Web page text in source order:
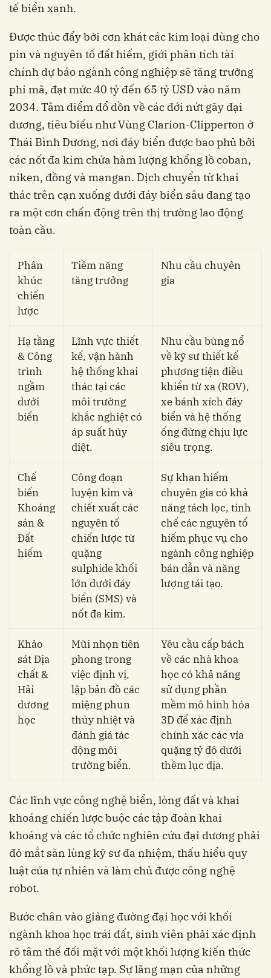
tế biển xanh.
Được thúc đẩy bởi cơn khát các kim loại dùng cho
pin và nguyên tố đất hiếm, giới phân tích tài
chính dự báo ngành công nghiệp sẽ tăng trưởng
phi mã, đạt mức 40 tỷ đến 65 tỷ USD vào năm
2034. Tâm điểm đổ dồn về các đới nứt gãy đại
dương, tiêu biểu như Vùng Clarion-Clipperton ở
Thái Bình Dương, nơi đáy biển được bao phủ bởi
các nốt đa kim chứa hàm lượng khổng lồ coban,
niken, đồng và mangan. Dịch chuyển từ khai
thác trên cạn xuống dưới đáy biển sâu đang tạo
ra một cơn chấn động trên thị trường lao động
toàn cầu.
Phân
khúc
chiến
lược
Tiềm năng
tăng trưởng
Nhu cầu chuyên
gia
Hạ tầng
& Công
trình
ngầm
dưới
biển
Lĩnh vực thiết
kế, vận hành
hệ thống khai
thác tại các
môi trường
khắc nghiệt có
áp suất hủy
diệt.
Nhu cầu bùng nổ
về kỹ sư thiết kế
phương tiện điều
khiển từ xa (ROV),
xe bánh xích đáy
biển và hệ thống
ống đứng chịu lực
siêu trọng.
Chế
biến
Khoáng
sản &
Đất
hiếm
Công đoạn
luyện kim và
chiết xuất các
nguyên tố
chiến lược từ
quặng
sulphide khối
lớn dưới đáy
biển (SMS) và
nốt đa kim.
Sự khan hiếm
chuyên gia có khả
năng tách lọc, tinh
chế các nguyên tố
hiếm phục vụ cho
ngành công nghiệp
bán dẫn và năng
lượng tái tạo.
Khảo
sát Địa
chất &
Hải
dương
học
Mũi nhọn tiên
phong trong
việc định vị,
lập bản đồ các
miệng phun
thủy nhiệt và
đánh giá tác
động môi
trường biển.
Yêu cầu cấp bách
về các nhà khoa
học có khả năng
sử dụng phần
mềm mô hình hóa
3D để xác định
chính xác các vỉa
quặng tỷ đô dưới
thềm lục địa.
Các lĩnh vực công nghệ biển, lòng đất và khai
khoáng chiến lược buộc các tập đoàn khai
khoáng và các tổ chức nghiên cứu đại dương phải
đỏ mắt săn lùng kỹ sư đa nhiệm, thấu hiểu quy
luật của tự nhiên và làm chủ được công nghệ
robot.
Bước chân vào giảng đường đại học với khối
ngành khoa học trái đất, sinh viên phải xác định
rõ tâm thế đối mặt với một khối lượng kiến thức
khổng lồ và phức tạp. Sự lãng mạn của những